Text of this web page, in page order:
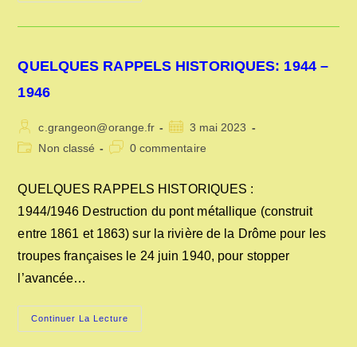
QUELQUES RAPPELS HISTORIQUES: 1944 –
1946
Auteur/autrice
de
c.grangeon@orange.fr
Publication
publiée :
3 mai 2023
PostNon classé
Commentaires
publication :
0 commentaire
QUELQUES RAPPELS HISTORIQUES :
1944/1946 Destruction du pont métallique (construit
entre 1861 et 1863) sur la rivière de la Drôme pour les
troupes françaises le 24 juin 1940, pour stopper
l’avancée…
Continuer La Lecture
RAPPELS